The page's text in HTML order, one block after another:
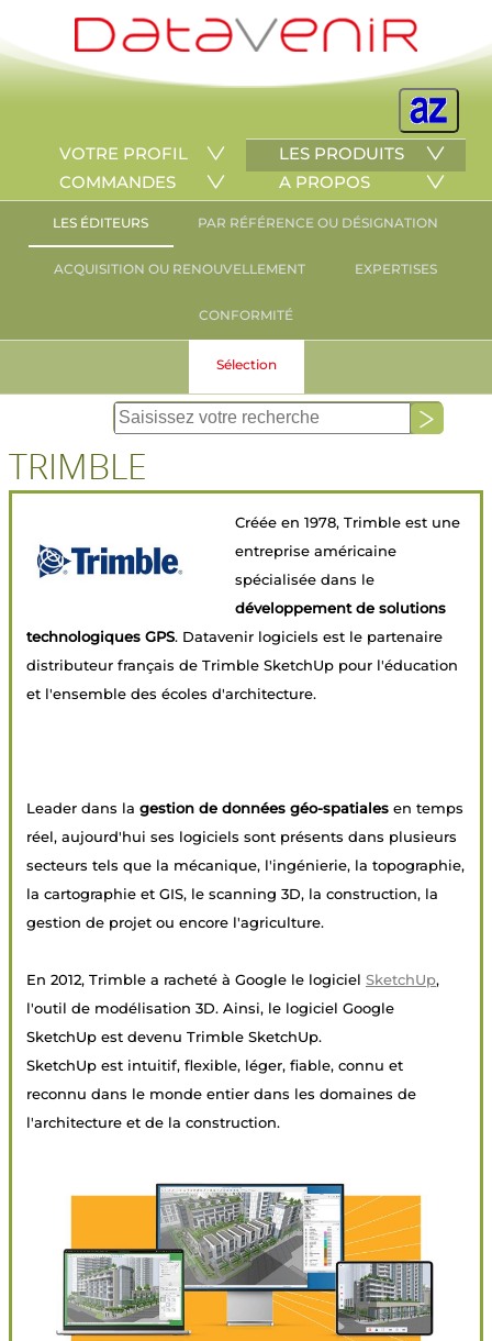
VOTRE PROFIL
LES PRODUITS
COMMANDES
A PROPOS
LES ÉDITEURS PAR RÉFÉRENCE OU DÉSIGNATION
ACQUISITION OU RENOUVELLEMENT EXPERTISES
CONFORMITÉ
Sélection
TRIMBLE
Créée en 1978, Trimble est une
entreprise américaine
spécialisée dans le
développement de solutions
technologiques GPS. Datavenir logiciels est le partenaire
distributeur français de Trimble SketchUp pour l'éducation
et l'ensemble des écoles d'architecture.
Leader dans la gestion de données géo-spatiales en temps
réel, aujourd'hui ses logiciels sont présents dans plusieurs
secteurs tels que la mécanique, l'ingénierie, la topographie,
la cartographie et GIS, le scanning 3D, la construction, la
gestion de projet ou encore l'agriculture.
En 2012, Trimble a racheté à Google le logiciel SketchUp,
l'outil de modélisation 3D. Ainsi, le logiciel Google
SketchUp est devenu Trimble SketchUp.
SketchUp est intuitif, flexible, léger, fiable, connu et
reconnu dans le monde entier dans les domaines de
l'architecture et de la construction.